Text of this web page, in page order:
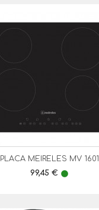
PLACA MEIRELES MV 1601
Preço
99,45 € lens